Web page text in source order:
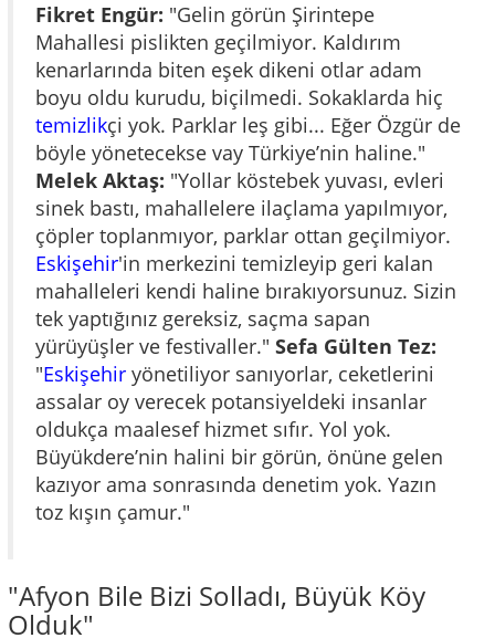
Fikret Engür: "Gelin görün Şirintepe
Mahallesi pislikten geçilmiyor. Kaldırım
kenarlarında biten eşek dikeni otlar adam
boyu oldu kurudu, biçilmedi. Sokaklarda hiç
temizlikçi yok. Parklar leş gibi... Eğer Özgür de
böyle yönetecekse vay Türkiye’nin haline."
Melek Aktaş: "Yollar köstebek yuvası, evleri
sinek bastı, mahallelere ilaçlama yapılmıyor,
çöpler toplanmıyor, parklar ottan geçilmiyor.
Eskişehir'in merkezini temizleyip geri kalan
mahalleleri kendi haline bırakıyorsunuz. Sizin
tek yaptığınız gereksiz, saçma sapan
yürüyüşler ve festivaller." Sefa Gülten Tez:
"Eskişehir yönetiliyor sanıyorlar, ceketlerini
assalar oy verecek potansiyeldeki insanlar
oldukça maalesef hizmet sıfır. Yol yok.
Büyükdere’nin halini bir görün, önüne gelen
kazıyor ama sonrasında denetim yok. Yazın
toz kışın çamur."
"Afyon Bile Bizi Solladı, Büyük Köy
Olduk"